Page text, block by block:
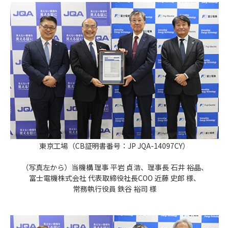
東京工場（CB証明書番号：JP JQA-14097CY）
（写真左から）当機構 理事 平岩 貞浩、理事長 石井 裕晶、
富士電機株式会社 代表取締役社長COO 近藤 史郎 様、
常務執行役員 鉄谷 裕司 様